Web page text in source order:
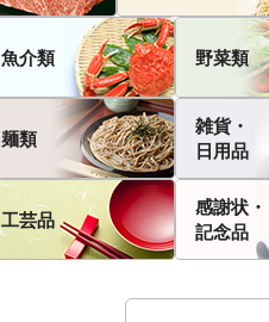
魚介類 野菜類
麺類
雑貨・
日用品
工芸品
感謝状・
記念品